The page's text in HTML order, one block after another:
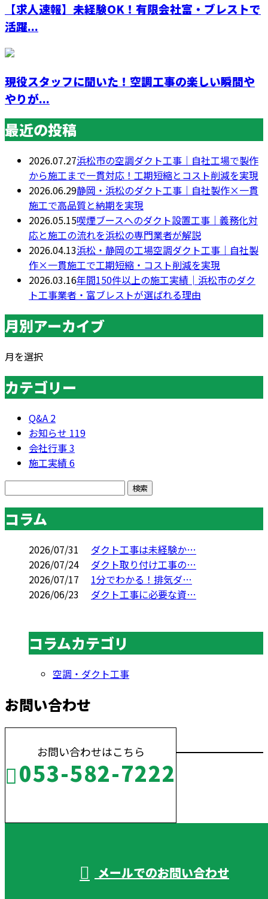
【求人速報】未経験OK！有限会社富・ブレストで
活躍...
現役スタッフに聞いた！空調工事の楽しい瞬間や
やりが...
最近の投稿
2026.07.27浜松市の空調ダクト工事｜自社工場で製作
から施工まで一貫対応！工期短縮とコスト削減を実現
2026.06.29静岡・浜松のダクト工事｜自社製作×一貫
施工で高品質と納期を実現
2026.05.15喫煙ブースへのダクト設置工事｜義務化対
応と施工の流れを浜松の専門業者が解説
2026.04.13浜松・静岡の工場空調ダクト工事｜自社製
作×一貫施工で工期短縮・コスト削減を実現
2026.03.16年間150件以上の施工実績│浜松市のダク
ト工事業者・富ブレストが選ばれる理由
月別アーカイブ
月を選択
カテゴリー
Q&A 2
お知らせ 119
会社行事3
施工実績6
コラム
2026/07/31
ダクト工事は未経験か…
2026/07/24
ダクト取り付け工事の…
2026/07/17
1分でわかる！排気ダ…
2026/06/23
ダクト工事に必要な資…
コラムカテゴリ
空調・ダクト工事
お問い合わせ
お問い合わせはこちら
053-582-7222
メールでのお問い合わせ